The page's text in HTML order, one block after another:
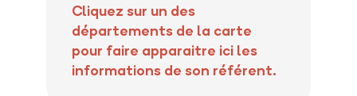
Cliquez sur un des
départements de la carte
pour faire apparaitre ici les
informations de son référent.